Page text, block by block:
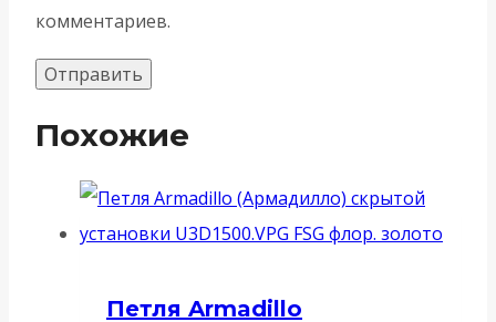
комментариев.
Похожие
Петля Armadillo